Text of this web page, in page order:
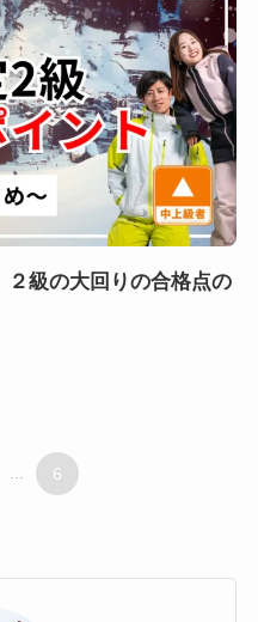
２級の大回りの合格点の
... 6